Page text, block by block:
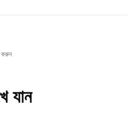
করুন
যান